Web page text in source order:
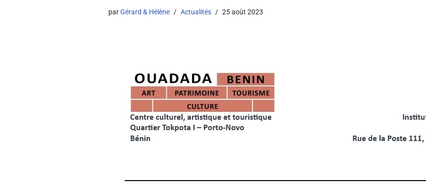
parGérard & Hélène Actualités 25 août 2023